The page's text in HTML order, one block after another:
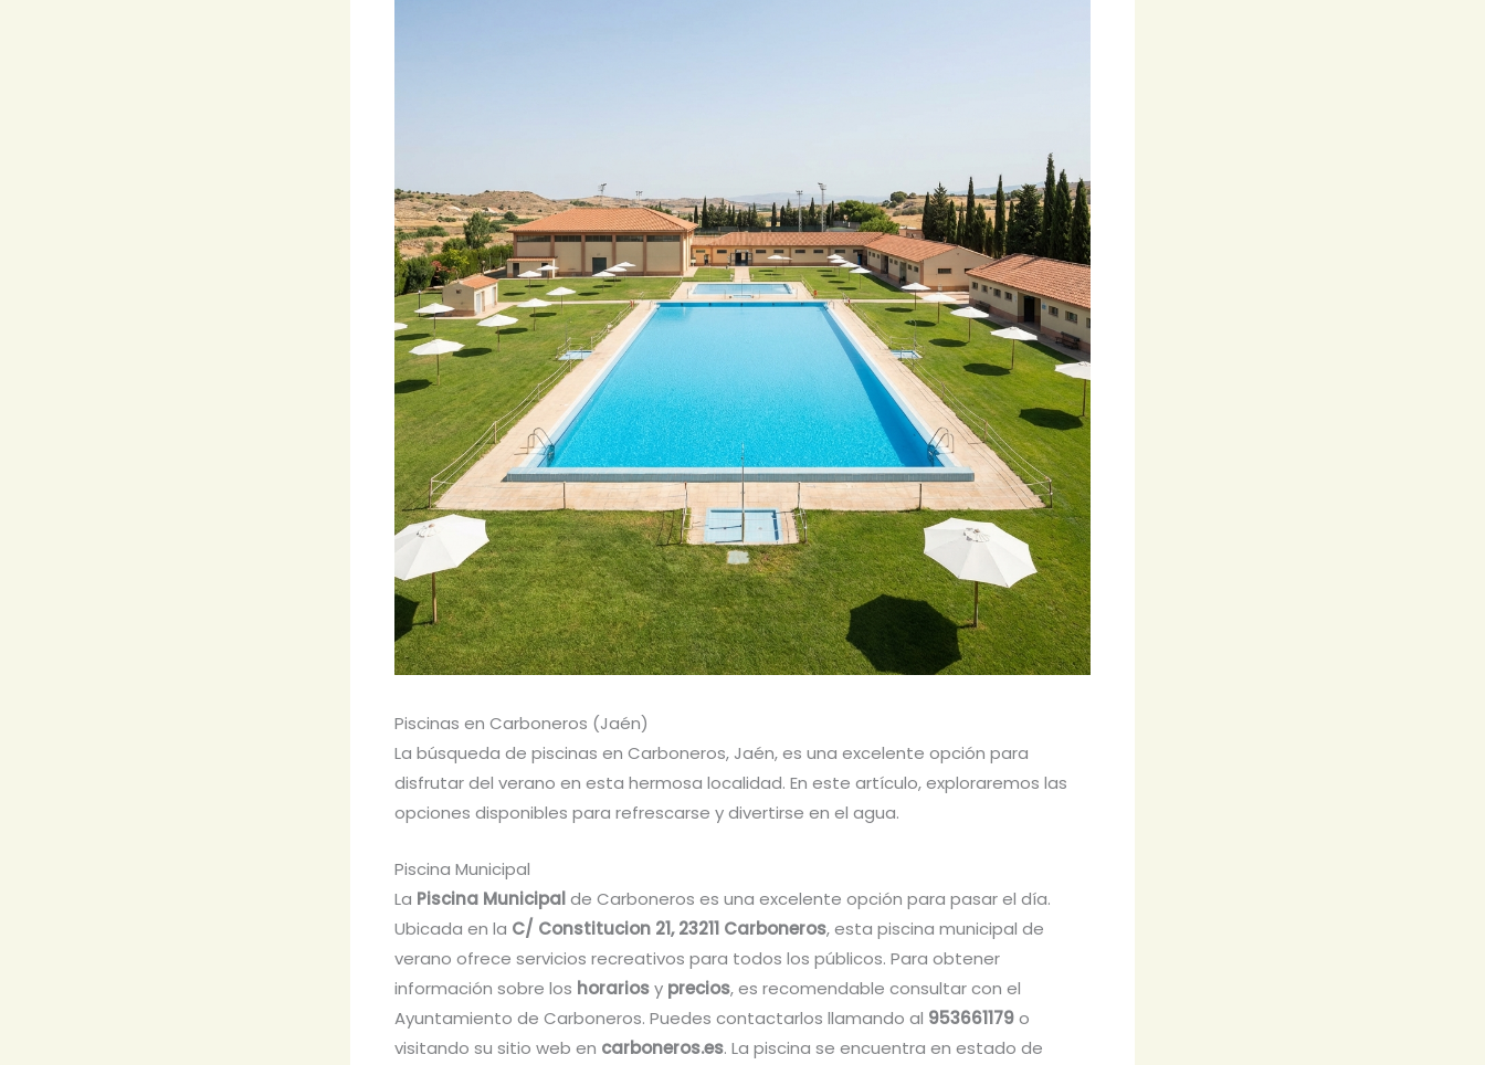
Piscinas en Carboneros (Jaén)
La búsqueda de piscinas en Carboneros, Jaén, es una excelente opción para
disfrutar del verano en esta hermosa localidad. En este artículo, exploraremos las
opciones disponibles para refrescarse y divertirse en el agua.
Piscina Municipal
La Piscina Municipal de Carboneros es una excelente opción para pasar el día.
Ubicada en la C/ Constitucion 21, 23211 Carboneros, esta piscina municipal de
verano ofrece servicios recreativos para todos los públicos. Para obtener
información sobre los horariosy precios, es recomendable consultar con el
Ayuntamiento de Carboneros. Puedes contactarlos llamando al 953661179o
visitando su sitio web en carboneros.es. La piscina se encuentra en estado de